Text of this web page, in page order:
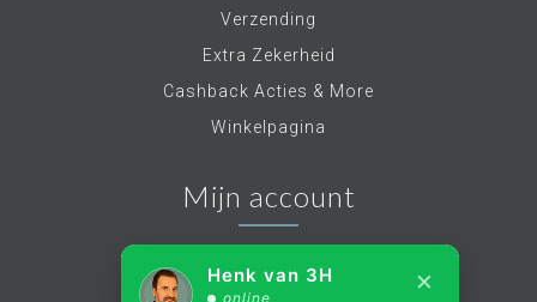
Verzending
Extra Zekerheid
Cashback Acties & More
Winkelpagina
Mijn account
Henk van 3H
online
×